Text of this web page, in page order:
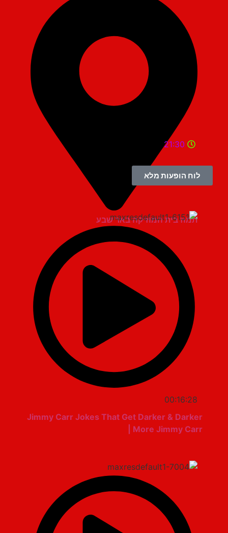
תמוז בית המוזיקה באר שבע
21:30
לוח הופעות מלא
00:16:28
Jimmy Carr Jokes That Get Darker & Darker
| More Jimmy Carr